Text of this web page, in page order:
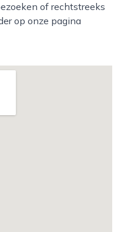
of rechtstreeks
op onze pagina